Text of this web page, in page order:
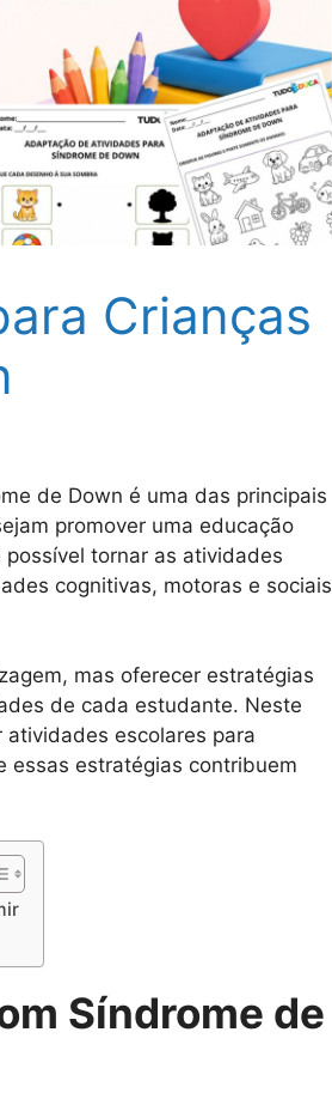
Crianças
de Down é uma das principais
promover uma educação
tornar as atividades
cognitivas, motoras e sociais
mas oferecer estratégias
de cada estudante. Neste
escolares para
essas estratégias contribuem
Síndrome de